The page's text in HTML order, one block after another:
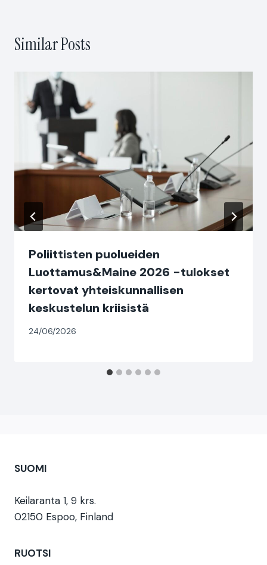
Similar Posts
Poliittisten puolueiden
Luottamus&Maine 2026 -tulokset
kertovat yhteiskunnallisen
keskustelun kriisistä
24/06/2026
SUOMI
Keilaranta 1, 9 krs.
02150 Espoo, Finland
RUOTSI